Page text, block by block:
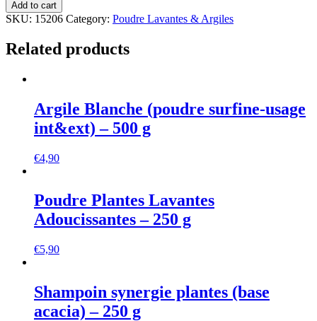
Add to cart
SKU: 15206 Category: Poudre Lavantes & Argiles
Related products
Argile Blanche (poudre surfine-usage
int&ext) – 500 g
€4,90
Poudre Plantes Lavantes
Adoucissantes – 250 g
€5,90
Shampoin synergie plantes (base
acacia) – 250 g